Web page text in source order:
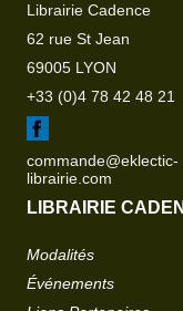
Librairie Cadence
62 rue St Jean
69005 LYON
+33 (0)4 78 42 48 21
commande@eklectic-
librairie.com
LIBRAIRIE
Modalités
Événements